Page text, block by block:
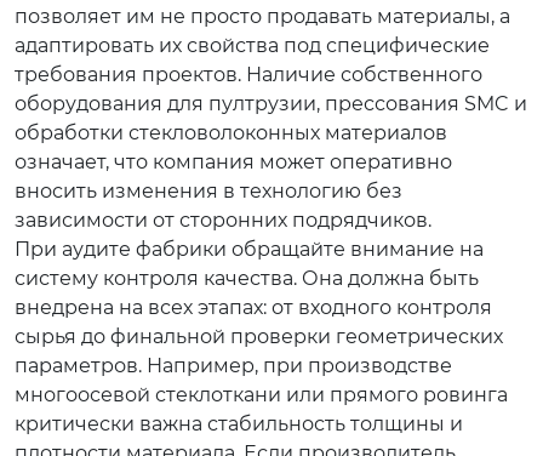
позволяет им не просто продавать материалы, а
адаптировать их свойства под специфические
требования проектов. Наличие собственного
оборудования для пултрузии, прессования SMC и
обработки стекловолоконных материалов
означает, что компания может оперативно
вносить изменения в технологию без
зависимости от сторонних подрядчиков.
При аудите фабрики обращайте внимание на
систему контроля качества. Она должна быть
внедрена на всех этапах: от входного контроля
сырья до финальной проверки геометрических
параметров. Например, при производстве
многоосевой стеклоткани или прямого ровинга
критически важна стабильность толщины и